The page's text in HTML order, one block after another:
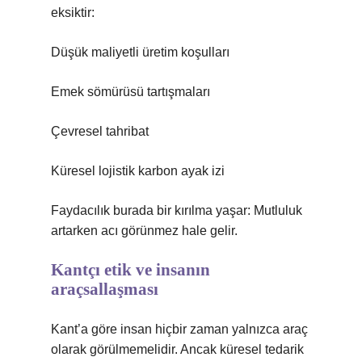
eksiktir:
Düşük maliyetli üretim koşulları
Emek sömürüsü tartışmaları
Çevresel tahribat
Küresel lojistik karbon ayak izi
Faydacılık burada bir kırılma yaşar: Mutluluk
artarken acı görünmez hale gelir.
Kantçı etik ve insanın
araçsallaşması
Kant’a göre insan hiçbir zaman yalnızca araç
olarak görülmemelidir. Ancak küresel tedarik